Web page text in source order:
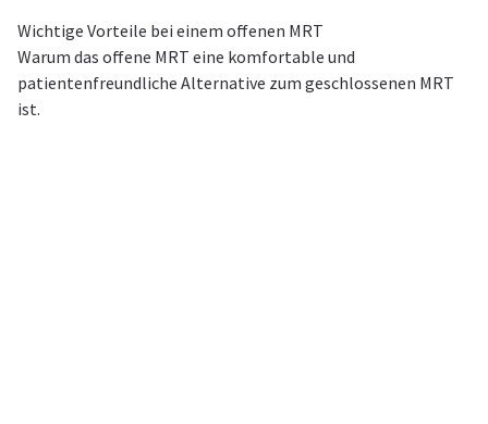
Wichtige Vorteile bei einem offenen MRT
Warum das offene MRT eine komfortable und
patientenfreundliche Alternative zum geschlossenen MRT
ist.